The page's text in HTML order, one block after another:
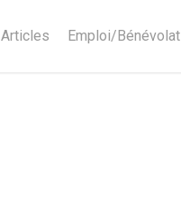
Articles Emploi/Bénévolat